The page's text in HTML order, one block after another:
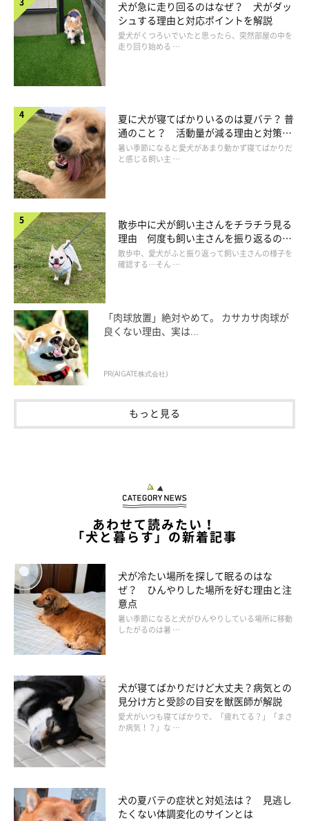
愛犬に熱中症の症状がみられたときの対処法
愛犬に熱中症と思われる症状があるときは、元気がある場合は速
犬がふらつく、立てない、意識がもうろうとしている、水が飲め
ないという場合は特に注意が必要です。これらの症状がみられた
犬の体を冷やす場合は、首、内股、脇など、太い血管が体表に近
い場所、被毛の薄い場所を冷やすのが効果的です。
犬が急に走り回るのはなぜ？ 犬がダッ
シュする理由と対応ポイントを解説
愛犬がくつろいでいたと思ったら、突然部屋の中を
走り回り始める …
夏に犬が寝てばかりいるのは夏バテ？ 普
通のこと？ 活動量が減る理由と対策と
は
暑い季節になると愛犬があまり動かず寝てばかりだ
と感じる飼い主 …
散歩中に犬が飼い主さんをチラチラ見る
理由 何度も飼い主さんを振り返るのは
なぜ？
散歩中、愛犬がふと振り返って飼い主さんの様子を
確認する…そん …
「肉球放置」絶対やめて。 カサカサ肉球が
良くない理由、実は...
PR(AIGATE株式会社)
もっと見る
あわせて読みたい！
「犬と暮らす」の新着記事
犬が冷たい場所を探して眠るのはな
ぜ？ ひんやりした場所を好む理由と注
意点
暑い季節になると犬がひんやりしている場所に移動
したがるのは暑 …
犬が寝てばかりだけど大丈夫？病気との
見分け方と受診の目安を獣医師が解説
愛犬がいつも寝てばかりで、「疲れてる？」「まさ
か病気！？」な …
犬の夏バテの症状と対処法は？ 見逃し
たくない体調変化のサインとは